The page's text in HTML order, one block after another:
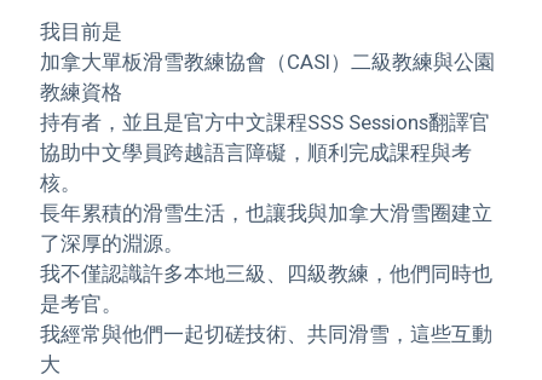
我目前是
加拿大單板滑雪教練協會（CASI）二級教練與公園
教練資格
持有者，並且是官方中文課程SSS Sessions翻譯官
協助中文學員跨越語言障礙，順利完成課程與考
核。
長年累積的滑雪生活，也讓我與加拿大滑雪圈建立
了深厚的淵源。
我不僅認識許多本地三級、四級教練，他們同時也
是考官。
我經常與他們一起切磋技術、共同滑雪，這些互動
大